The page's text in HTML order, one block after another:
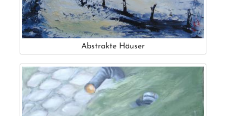
Abstrakte Häuser